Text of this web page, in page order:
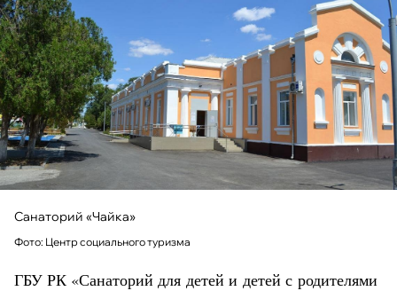
Санаторий «Чайка»
Фото: Центр социального туризма
ГБУ РК «Санаторий для детей и детей с родителями